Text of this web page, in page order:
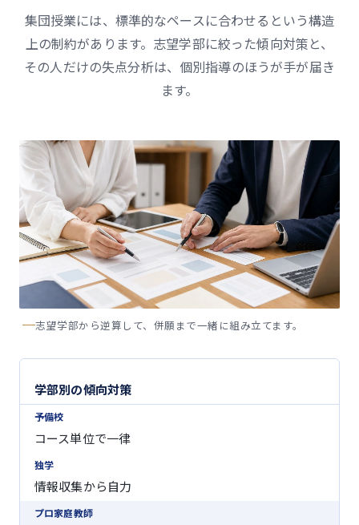
集団授業には、標準的なペースに合わせるという構造
上の制約があります。志望学部に絞った傾向対策と、
その人だけの失点分析は、個別指導のほうが手が届き
ます。
志望学部から逆算して、併願まで一緒に組み立てます。
学部別の傾向対策
コース単位で一律
情報収集から自力